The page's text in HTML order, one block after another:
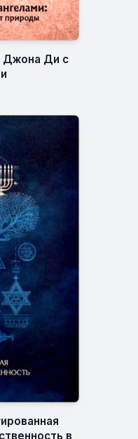
Джона Ди с
в